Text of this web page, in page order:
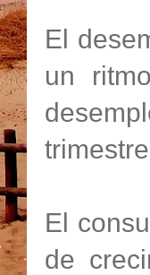
El
un
El
de